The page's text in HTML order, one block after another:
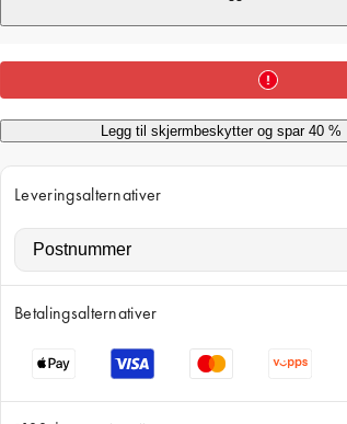
Legg til skjermbeskytter og spar 40 %
Leveringsalternativer
Betalingsalternativer